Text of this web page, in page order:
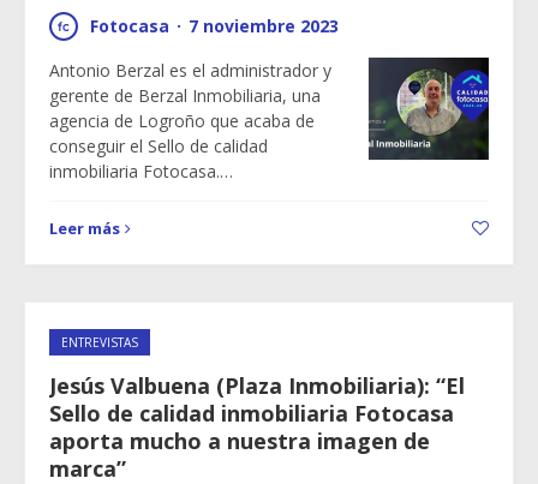
Fotocasa · 7 noviembre 2023
Antonio Berzal es el administrador y
gerente de Berzal Inmobiliaria, una
agencia de Logroño que acaba de
conseguir el Sello de calidad
inmobiliaria Fotocasa.…
Leer más
ENTREVISTAS
Jesús Valbuena (Plaza Inmobiliaria): “El
Sello de calidad inmobiliaria Fotocasa
aporta mucho a nuestra imagen de
marca”